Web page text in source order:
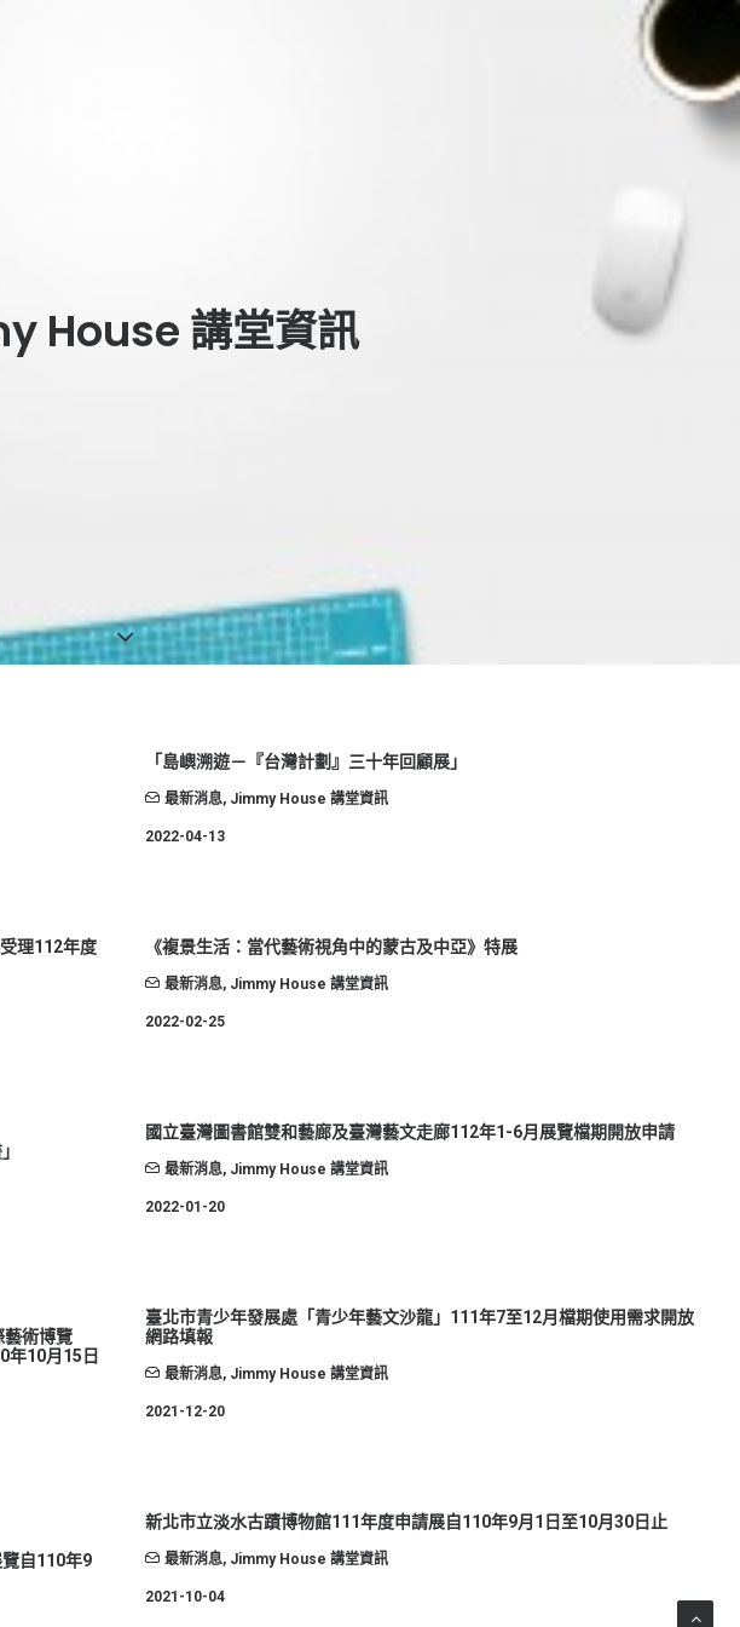
House 講堂資訊
「島嶼溯遊－『台灣計劃』三十年回顧展」
最新消息, Jimmy House 講堂資訊
2022-04-13
理112年度
《複景生活：當代藝術視角中的蒙古及中亞》特展
最新消息, Jimmy House 講堂資訊
2022-02-25
國立臺灣圖書館雙和藝廊及臺灣藝文走廊112年1-6月展覽檔期開放申請
最新消息, Jimmy House 講堂資訊
2022-01-20
臺北市青少年發展處「青少年藝文沙龍」111年7至12月檔期使用需求開放
網路填報
最新消息, Jimmy House 講堂資訊
2021-12-20
藝術博覽
年10月15日
新北市立淡水古蹟博物館111年度申請展自110年9月1日至10月30日止
最新消息, Jimmy House 講堂資訊
2021-10-04
自110年9